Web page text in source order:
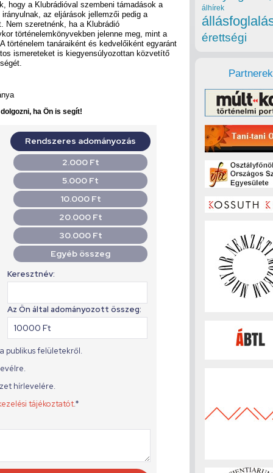
hogy a Klubrádióval szembeni támadások a
az eljárások jellemzői pedig a
Nem szeretnénk, ha a Klubrádió
történelemkönyvekben jelenne meg, mint a
történelem tanáraiként és kedvelőiként egyaránt
ismereteket is kiegyensúlyozottan közvetítő
ha Ön is segít!
álhírek
érettségi
Partnerek